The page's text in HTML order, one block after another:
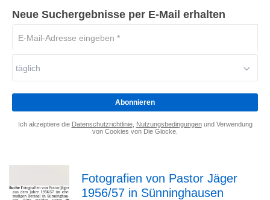
Neue Suchergebnisse per E-Mail erhalten
Adresse
*
täglich
Abonnieren
Ich akzeptiere die Datenschutzrichtlinie, Nutzungsbedingungenund Verwendung
von Cookies von Die Glocke.
zur
Fotografien von Pastor Jäger
1956/57 in Sünninghausen